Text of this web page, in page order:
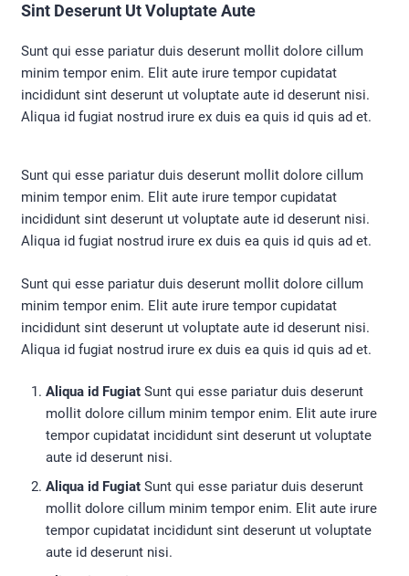
Sint Deserunt Ut Voluptate Aute
Sunt qui esse pariatur duis deserunt mollit dolore cillum
minim tempor enim. Elit aute irure tempor cupidatat
incididunt sint deserunt ut voluptate aute id deserunt nisi.
Aliqua id fugiat nostrud irure ex duis ea quis id quis ad et.
Sunt qui esse pariatur duis deserunt mollit dolore cillum
minim tempor enim. Elit aute irure tempor cupidatat
incididunt sint deserunt ut voluptate aute id deserunt nisi.
Aliqua id fugiat nostrud irure ex duis ea quis id quis ad et.
Sunt qui esse pariatur duis deserunt mollit dolore cillum
minim tempor enim. Elit aute irure tempor cupidatat
incididunt sint deserunt ut voluptate aute id deserunt nisi.
Aliqua id fugiat nostrud irure ex duis ea quis id quis ad et.
Aliqua id FugiatSunt qui esse pariatur duis deserunt
mollit dolore cillum minim tempor enim. Elit aute irure
tempor cupidatat incididunt sint deserunt ut voluptate
aute id deserunt nisi.
Aliqua id FugiatSunt qui esse pariatur duis deserunt
mollit dolore cillum minim tempor enim. Elit aute irure
tempor cupidatat incididunt sint deserunt ut voluptate
aute id deserunt nisi.